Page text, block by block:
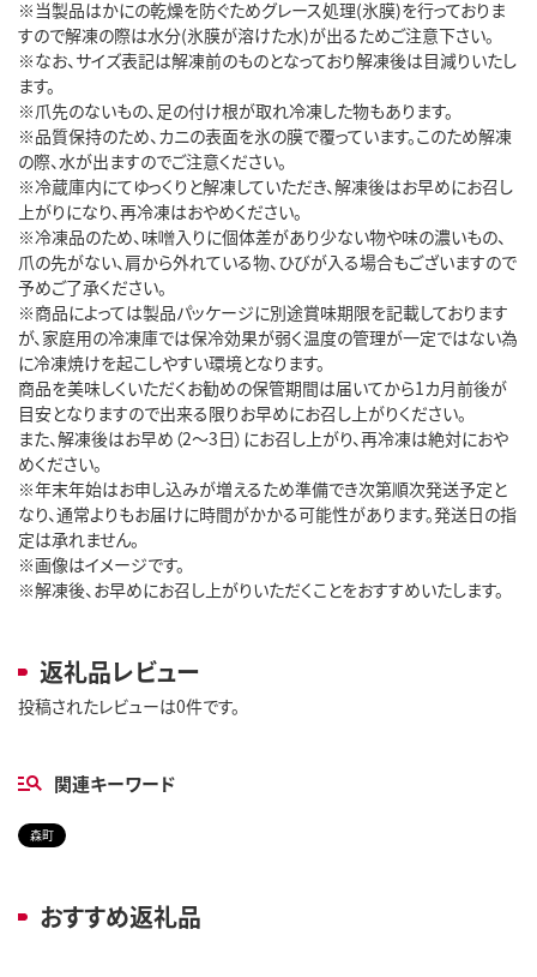
※当製品はかにの乾燥を防ぐためグレース処理(氷膜)を行っておりま
すので解凍の際は水分(氷膜が溶けた水)が出るためご注意下さい。
※なお、サイズ表記は解凍前のものとなっており解凍後は目減りいたし
ます。
※爪先のないもの、足の付け根が取れ冷凍した物もあります。
※品質保持のため、カニの表面を氷の膜で覆っています。このため解凍
の際、水が出ますのでご注意ください。
※冷蔵庫内にてゆっくりと解凍していただき、解凍後はお早めにお召し
上がりになり、再冷凍はおやめください。
※冷凍品のため、味噌入りに個体差があり少ない物や味の濃いもの、
爪の先がない、肩から外れている物、ひびが入る場合もございますので
予めご了承ください。
※商品によっては製品パッケージに別途賞味期限を記載しております
が、家庭用の冷凍庫では保冷効果が弱く温度の管理が一定ではない為
に冷凍焼けを起こしやすい環境となります。
商品を美味しくいただくお勧めの保管期間は届いてから1カ月前後が
目安となりますので出来る限りお早めにお召し上がりください。
また、解凍後はお早め（2～3日）にお召し上がり、再冷凍は絶対におや
めください。
※年末年始はお申し込みが増えるため準備でき次第順次発送予定と
なり、通常よりもお届けに時間がかかる可能性があります。発送日の指
定は承れません。
※画像はイメージです。
※解凍後、お早めにお召し上がりいただくことをおすすめいたします。
返礼品レビュー
投稿されたレビューは0件です。
関連キーワード
森町
おすすめ返礼品